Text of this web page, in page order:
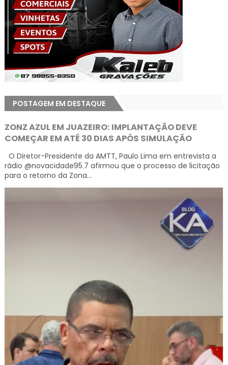
POSTAGEM EM DESTAQUE
ZONZ AZUL EM JUAZEIRO: IMPLANTAÇÃO DEVE
COMEÇAR EM ATÉ 30 DIAS APÓS SIMULAÇÃO
O Diretor-Presidente da AMTT, Paulo Lima em entrevista a
rádio @novacidade95.7 afirmou que o processo de licitação
para o retorno da Zona...